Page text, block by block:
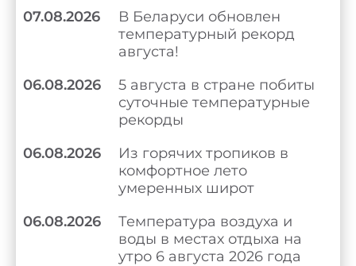
07.08.2026
В Беларуси обновлен
температурный рекорд
августа!
06.08.2026
5 августа в стране побиты
суточные температурные
рекорды
06.08.2026
Из горячих тропиков в
комфортное лето
умеренных широт
06.08.2026
Температура воздуха и
воды в местах отдыха на
утро 6 августа 2026 года